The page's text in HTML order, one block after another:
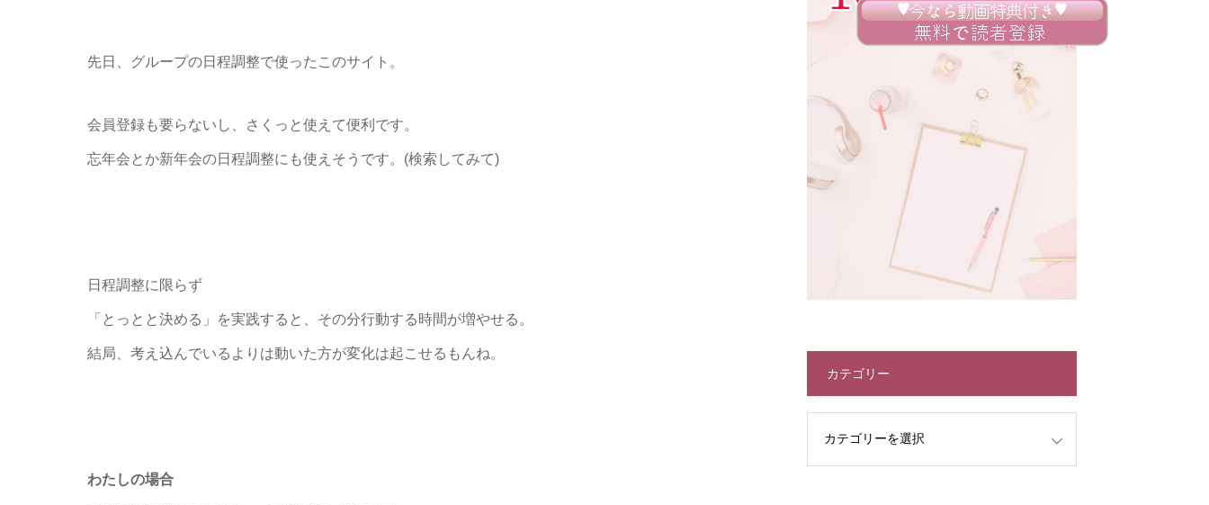
先日、グループの日程調整で使ったこのサイト。
会員登録も要らないし、さくっと使えて便利です。
忘年会とか新年会の日程調整にも使えそうです。(検索してみて)
日程調整に限らず
「とっとと決める」を実践すると、その分行動する時間が増やせる。
結局、考え込んでいるよりは動いた方が変化は起こせるもんね。
わたしの場合
カテゴリー